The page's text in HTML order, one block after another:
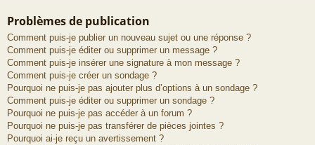
Problèmes de publication
Comment puis-je publier un nouveau sujet ou une réponse ?
Comment puis-je éditer ou supprimer un message ?
Comment puis-je insérer une signature à mon message ?
Comment puis-je créer un sondage ?
Pourquoi ne puis-je pas ajouter plus d’options à un sondage ?
Comment puis-je éditer ou supprimer un sondage ?
Pourquoi ne puis-je pas accéder à un forum ?
Pourquoi ne puis-je pas transférer de pièces jointes ?
Pourquoi ai-je reçu un avertissement ?